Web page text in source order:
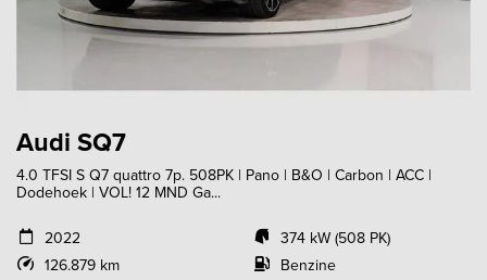
Audi SQ7
4.0 TFSI S Q7 quattro 7p. 508PK | Pano | B&O | Carbon | ACC |
Dodehoek | VOL! 12 MND Ga...
2022
126.879 km
374 kW (508 PK)
Benzine